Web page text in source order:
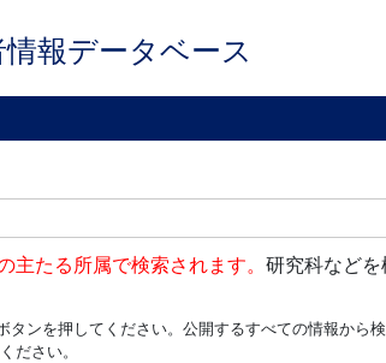
報データベース
たる所属で検索されます。 研究科など
ンを押してください。公開するすべての情報から検
ださい。